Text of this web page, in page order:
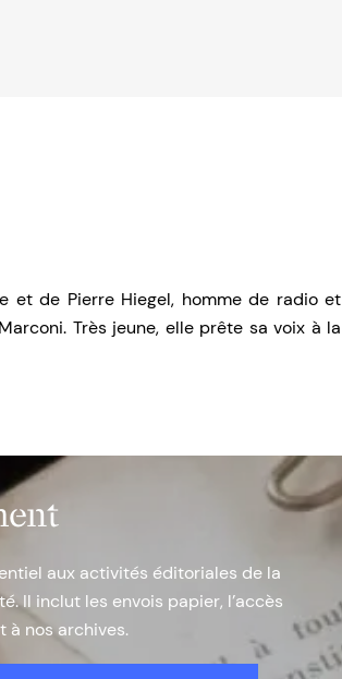
et de Pierre Hiegel, homme de radio et
Très jeune, elle prête sa voix à la
aux activités éditoriales de la
Il inclut les envois papier, l’accès
à nos archives.